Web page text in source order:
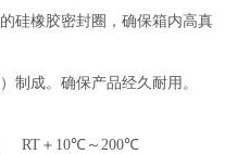
硅橡胶密封圈，确保箱内高真
制成。确保产品经久耐用。
RT＋ 10℃～200℃